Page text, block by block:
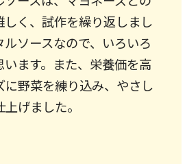
く、試作を繰り返しまし
ソースなので、いろいろ
ます。また、栄養価を高
野菜を練り込み、やさし
げました。